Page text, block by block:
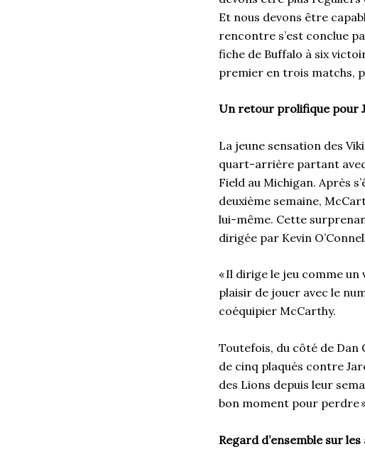
Et nous devons être
rencontre s’est conclue
fiche de Buffalo à six
premier en trois matchs,
Un retour prolifique pour
La jeune sensation des
quart-arrière partant avec
Field au Michigan. Après
deuxième semaine,
lui-même. Cette
dirigée par Kevin
« Il dirige le jeu comme
plaisir de jouer avec le
coéquipier McCarthy.
Toutefois, du côté de Dan
de cinq plaqués contre
des Lions depuis leur
bon moment pour perdre
Regard d’ensemble sur